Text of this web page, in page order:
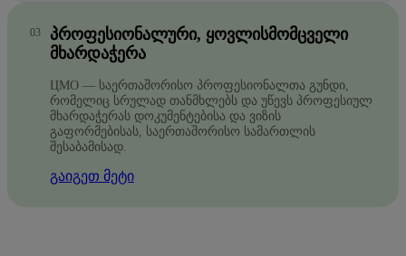
ᲞᲠᲝᲤᲔᲡᲘᲝᲜᲐᲚᲣᲠᲘ, ᲧᲝᲕᲚᲘᲡᲛᲝᲛᲪᲕᲔᲚᲘ
ᲛᲮᲐᲠᲓᲐᲭᲔᲠᲐ
ЦМО — საერთაშორისო პროფესიონალთა გუნდი,
რომელიც სრულად თანმხლებს და უწევს პროფესიულ
მხარდაჭერას დოკუმენტებისა და ვიზის
გაფორმებისას, საერთაშორისო სამართლის
შესაბამისად.
გაიგეთ მეტი